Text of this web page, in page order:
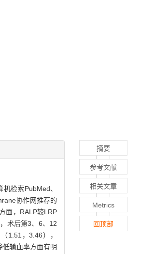
机检索PubMed、
协作网推荐的
面，RALP较LRP
术后第3、6、12
1.51，3.46），
输血率方面有明
摘要
参考文献
相关文章
Metrics
回顶部